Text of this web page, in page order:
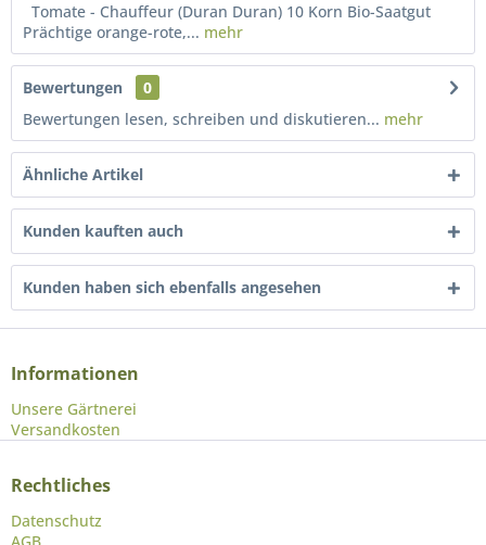
Tomate - Chauffeur (Duran Duran) 10 Korn Bio-Saatgut
Prächtige orange-rote,... mehr
Bewertungen
0
Bewertungen lesen, schreiben und diskutieren... mehr
Ähnliche Artikel
Kunden kauften auch
Kunden haben sich ebenfalls angesehen
Informationen
Unsere Gärtnerei
Versandkosten
Rechtliches
Datenschutz